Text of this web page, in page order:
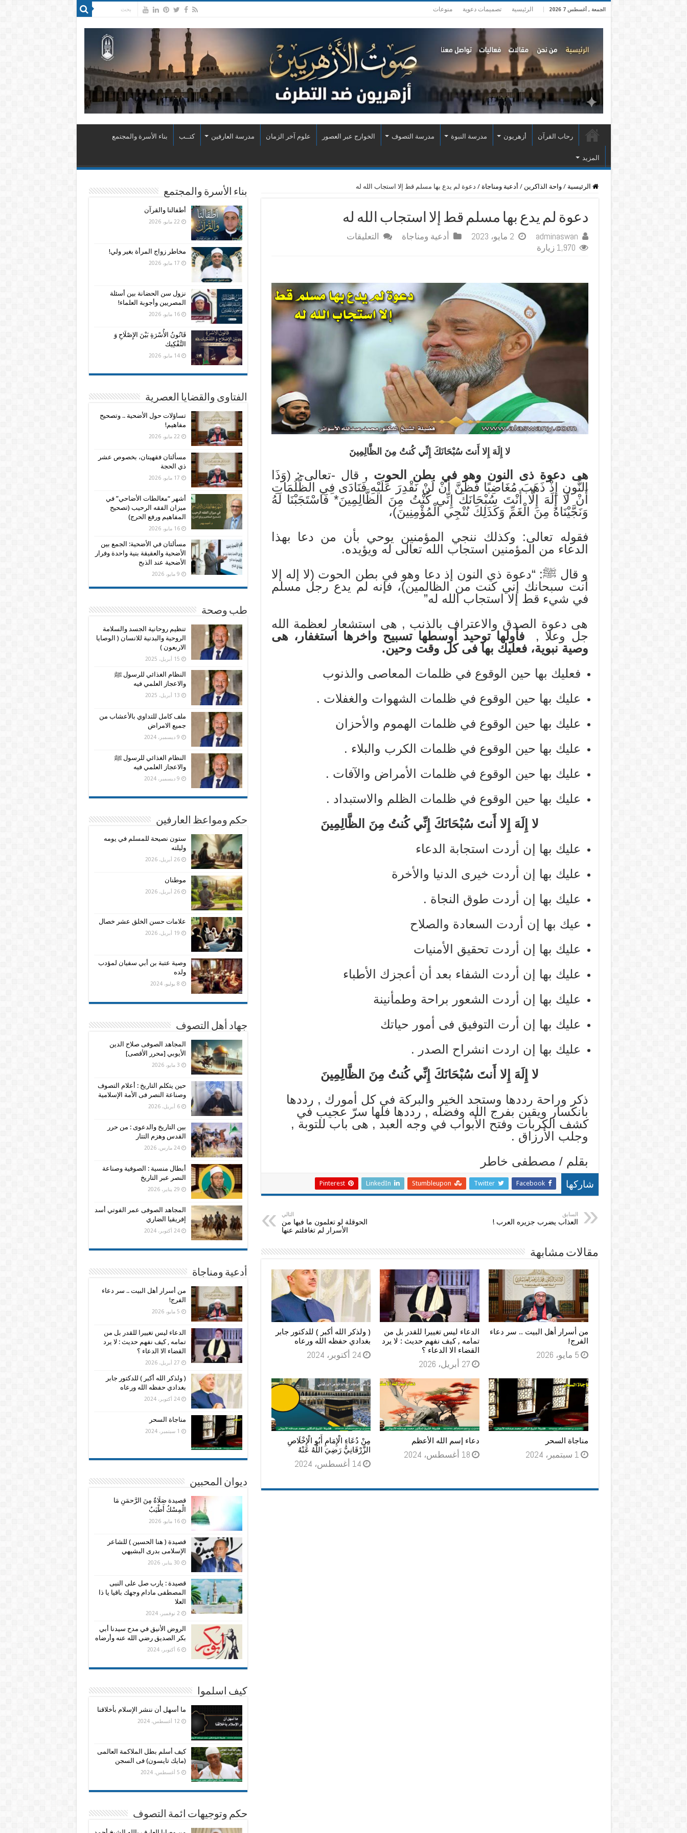
الجمعة , أغسطس 7 2026 الرئيسية تصميمات دعوية منوعات
رحاب القرآن أزهريون مدرسة النبوة مدرسة التصوف الخوارج عبر العصور علوم آخر الزمان مدرسة العارفين كتــب بناء الأسرة والمجتمع
المزيد
الرئيسية / واحة الذاكرين / أدعية ومناجاة / دعوة لم يدع بها مسلم قط إلا استجاب الله له
دعوة لم يدع بها مسلم قط إلا استجاب الله له
adminaswan 2 مايو، 2023 أدعية ومناجاة التعليقات
بها
مسلم
قط
إلا
استجاب
1,970 زيارة
لا إِلَهَ إِلا أَنتَ سُبْحَانَكَ إِنِّي كُنتُ مِنَ الظَّالِمِينَ
هى دعوة ذى النون وهو في بطن الحوت , قال -تعالى-: (وَذَا
النُّونِ إِذْ ذَهَبَ مُغَاضِبًا فَظَنَّ أَنْ لَنْ نَقْدِرَ عَلَيْهِ فَنَادَى فِي الظُّلُمَاتِ
أَنْ لَا إِلَهَ إِلَّا أَنْتَ سُبْحَانَكَ إِنِّي كُنْتُ مِنَ الظَّالِمِينَ* فَاسْتَجَبْنَا لَهُ
وَنَجَّيْنَاهُ مِنَ الْغَمِّ وَكَذَلِكَ نُنْجِي الْمُؤْمِنِينَ)،
فقوله تعالى: وكذلك ننجي المؤمنين يوحي بأن من دعا بهذا
الدعاء من المؤمنين استجاب الله تعالى له ويؤيده.
و قال ﷺ: “دعوة ذي النون إذ دعا وهو في بطن الحوت (لا إله إلا
أنت سبحانك إني كنت من الظالمين)، فإنه لم يدع رجل مسلم
في شيء قط إلا استجاب الله له”
هى دعوة الصدق والاعتراف بالذنب , هى استشعار لعظمة الله
جل وعلا ,
فأولها توحيد أوسطها تسبيح واخرها استغفار، هى
وصية نبوية، فعليك بها فى كل وقت وحين.
فعليك بها حين الوقوع في ظلمات المعاصى والذنوب
عليك بها حين الوقوع في ظلمات الشهوات والغفلات .
عليك بها حين الوقوع في ظلمات الهموم والأحزان
عليك بها حين الوقوع في ظلمات الكرب والبلاء .
عليك بها حين الوقوع في ظلمات الأمراض والآفات .
عليك بها حين الوقوع في ظلمات الظلم والاستبداد .
لا إِلَهَ إِلا أَنتَ سُبْحَانَكَ إِنِّي كُنتُ مِنَ الظَّالِمِينَ
عليك بها إن أردت استجابة الدعاء
عليك بها إن أردت خيرى الدنيا والأخرة
عليك بها إن أردت طوق النجاة .
عيك بها إن أردت السعادة والصلاح
عليك بها إن أردت تحقيق الأمنيات
عليك بها إن أردت الشفاء بعد أن أعجزك الأطباء
عليك بها إن أردت الشعور براحة وطمأنينة
عليك بها إن أرت التوفيق فى أمور حياتك
عليك بها إن اردت انشراح الصدر .
لا إِلَهَ إِلا أَنتَ سُبْحَانَكَ إِنِّي كُنتُ مِنَ الظَّالِمِينَ
ذكر وراحة رددها وستجد الخير والبركة في كل أمورك , رددها
بانكسار ويقين بفرج الله وفضله , رددها فلها سرّ عجيب في
كشف الكربات وفتح الأبواب في وجه العبد , هى باب للتوبة ,
وجلب الأرزاق .
بقلم / مصطفى خاطر
شاركها Facebook
Twitter
Stumbleupon
LinkedIn
Pinterest
السابق
العذاب يضرب جزيره العرب !
التالي
الحوقلة لو تعلمون ما فيها من
الأسرار لم تغافلتم عنها
مقالات مشابهة
من أسرار أهل البيت .. سر دعاء
الفرج!
5 مايو، 2026
الدعاء ليس تغييرا للقدر بل من
تمامه , كيف نفهم حديث : لا يرد
القضاء الا الدعاء ؟
27 أبريل، 2026
( ولذكر الله أكبر ) للدكتور جابر
بغدادي حفظه الله ورعاه
24 أكتوبر، 2024
مناجاة السحر
1 سبتمبر، 2024
دعاء إسم الله الأعظم
18 أغسطس، 2024
مِنْ دُعَاءِ الْإِمَامِ أَبُو الْإِخْلَاصِ
الزَّرْقَانِيُّ رَضِيَ اللَّهُ عَنْهُ
14 أغسطس، 2024
بناء الأسرة والمجتمع
أطفالنا والقرآن
22 مايو، 2026
مخاطر زواج المرأة بغير ولي!
17 مايو، 2026
نزول سن الحضانة بين أسئلة
المصريين وأجوبة العلماء!
16 مايو، 2026
قَانُونُ الأُسْرَةِ بَيْنَ الإِصْلَاحِ وَ
التَّفْكِيك
14 مايو، 2026
الفتاوى والقضايا العصرية
تساؤلات حول الأضحية .. وتصحيح
مفاهيم!
22 مايو، 2026
مسألتان فقهيتان، بخصوص عشر
ذي الحجة
17 مايو، 2026
أشهر “مغالطات الأضاحي” في
ميزان الفقه الرحيب (تصحيح
المفاهيم ورفع الحرج)
16 مايو، 2026
مسألتان في الأضحية: الجمع بين
الأضحية والعقيقة بنية واحدة وفرار
الأضحية عند الذبح
9 مايو، 2026
طب وصحة
تنظيم روحانية الجسد والسلامة
الروحية والبدنية للانسان ( الوصايا
الاربعون )
15 أبريل، 2025
النظام الغذائي للرسول ﷺ
والاعجاز العلمي فيه
13 أبريل، 2025
ملف كامل للتداوي بالأعشاب من
جميع الامراض
9 ديسمبر، 2024
النظام الغذائي للرسول ﷺ
والاعجاز العلمي فيه
9 ديسمبر، 2024
حكم ومواعظ العارفين
ستون نصيحة للمسلم في يومه
وليلته
26 أبريل، 2026
موطنان
26 أبريل، 2026
علامات حسن الخلق عشر خصال
19 أبريل، 2026
وصية عتبة بن أبي سفيان لمؤدب
ولده
8 يوليو، 2024
جهاد أهل التصوف
المجاهد الصوفى صلاح الدين
الأيوبي [محرر الأقصى]
3 مايو، 2026
حين يتكلم التاريخ : أعلام التصوف
وصناعة النصر فى الأمة الإسلامية
6 أبريل، 2026
بين التاريخ والدعوى : من حرر
القدس وهزم التتار
24 مارس، 2026
أبطال منسية : الصوفية وصناعة
النصر عبر التاريخ
29 يناير، 2026
المجاهد الصوفى عمر الفوتي أسد
إفريقيا الضاري
24 أكتوبر، 2024
أدعية ومناجاة
من أسرار أهل البيت .. سر دعاء
الفرج!
5 مايو، 2026
الدعاء ليس تغييرا للقدر بل من
تمامه , كيف نفهم حديث : لا يرد
القضاء الا الدعاء ؟
27 أبريل، 2026
( ولذكر الله أكبر ) للدكتور جابر
بغدادي حفظه الله ورعاه
24 أكتوبر، 2024
مناجاة السحر
1 سبتمبر، 2024
ديوان المحبين
قصيدة صَلَاةٌ مِنَ الرَّحمَنِ مَا
الْمِسْكُ أَطْيَبُ
16 مايو، 2026
قصيدة ( هنا الحسين ) للشاعر
الإسلامى بدرى البشيهي
30 يناير، 2026
قصيدة : يارب صل على النبى
المصطفى مادام وجهك باقيا يا ذا
العلا
2 نوفمبر، 2024
الروض الأنيق في مدح سيدنا أبي
بكر الصديق رضي الله عنه وأرضاه
6 أكتوبر، 2024
كيف اسلموا
ما أسهل أن ننشر الإسلام بأخلاقنا
12 أغسطس، 2024
كيف أسلم بطل الملاكمة العالمى
(مايك تايسون) فى السجن
5 أغسطس، 2024
حكم وتوجيهات ائمة التصوف